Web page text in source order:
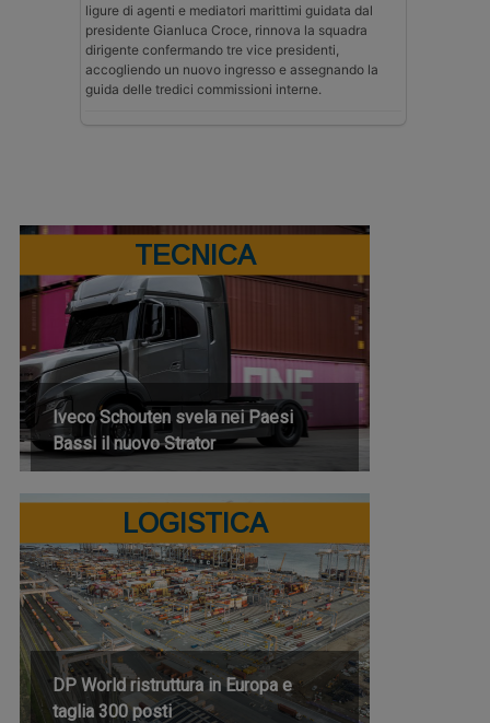
ligure di agenti e mediatori marittimi guidata dal
presidente Gianluca Croce, rinnova la squadra
dirigente confermando tre vice presidenti,
accogliendo un nuovo ingresso e assegnando la
guida delle tredici commissioni interne.
TECNICA
Iveco Schouten svela nei Paesi
Bassi il nuovo Strator
LOGISTICA
DP World ristruttura in Europa e
taglia 300 posti